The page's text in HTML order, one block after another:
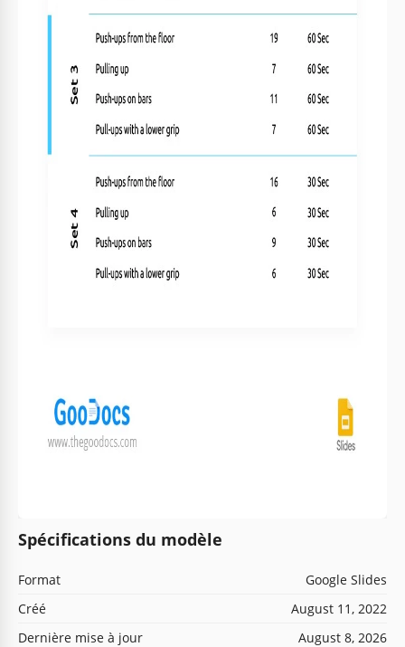
Spécifications du modèle
Format
Google Slides
Créé
August 11, 2022
Dernière mise à jour
August 8, 2026